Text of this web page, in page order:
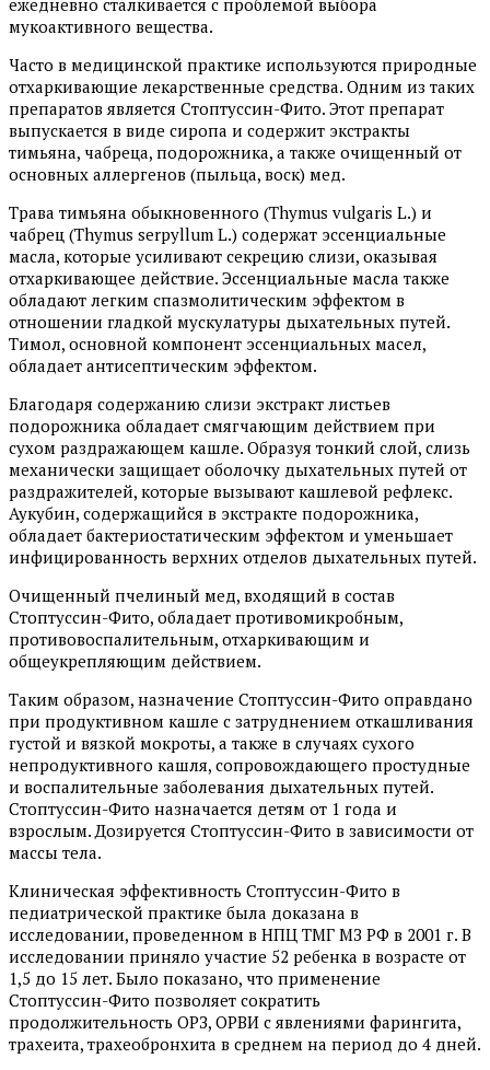
ежедневно сталкивается с проблемой выбора
мукоактивного вещества.
Часто в медицинской практике используются природные
отхаркивающие лекарственные средства. Одним из таких
препаратов является Стоптуссин-Фито. Этот препарат
выпускается в виде сиропа и содержит экстракты
тимьяна, чабреца, подорожника, а также очищенный от
основных аллергенов (пыльца, воск) мед.
Трава тимьяна обыкновенного (Thymus vulgaris L.) и
чабрец (Thymus serpyllum L.) содержат эссенциальные
масла, которые усиливают секрецию слизи, оказывая
отхаркивающее действие. Эссенциальные масла также
обладают легким спазмолитическим эффектом в
отношении гладкой мускулатуры дыхательных путей.
Тимол, основной компонент эссенциальных масел,
обладает антисептическим эффектом.
Благодаря содержанию слизи экстракт листьев
подорожника обладает смягчающим действием при
сухом раздражающем кашле. Образуя тонкий слой, слизь
механически защищает оболочку дыхательных путей от
раздражителей, которые вызывают кашлевой рефлекс.
Аукубин, содержащийся в экстракте подорожника,
обладает бактериостатическим эффектом и уменьшает
инфицированность верхних отделов дыхательных путей.
Очищенный пчелиный мед, входящий в состав
Стоптуссин-Фито, обладает противомикробным,
противовоспалительным, отхаркивающим и
общеукрепляющим действием.
Таким образом, назначение Стоптуссин-Фито оправдано
при продуктивном кашле с затруднением откашливания
густой и вязкой мокроты, а также в случаях сухого
непродуктивного кашля, сопровождающего простудные
и воспалительные заболевания дыхательных путей.
Стоптуссин-Фито назначается детям от 1 года и
взрослым. Дозируется Стоптуссин-Фито в зависимости от
массы тела.
Клиническая эффективность Стоптуссин-Фито в
педиатрической практике была доказана в
исследовании, проведенном в НПЦ ТМГ МЗ РФ в 2001 г. В
исследовании приняло участие 52 ребенка в возрасте от
1,5 до 15 лет. Было показано, что применение
Стоптуссин-Фито позволяет сократить
продолжительность ОРЗ, ОРВИ с явлениями фарингита,
трахеита, трахеобронхита в среднем на период до 4 дней.